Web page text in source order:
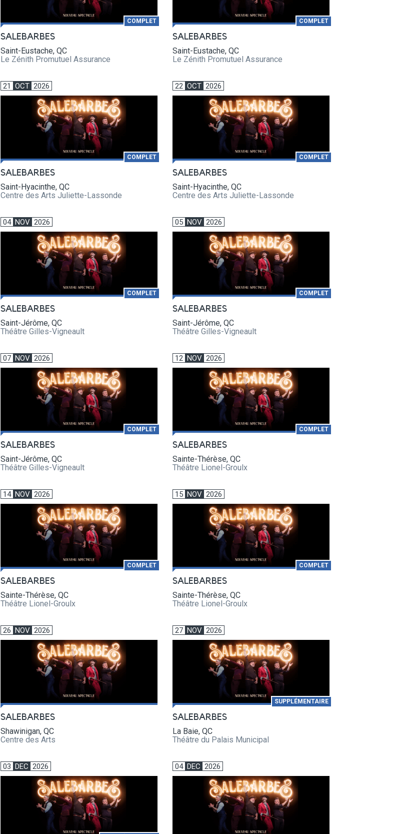
COMPLET
SALEBARBES
Saint-Eustache, QC
Le Zénith Promutuel Assurance
COMPLET
SALEBARBES
Saint-Eustache, QC
Le Zénith Promutuel Assurance
21 OCT 2026
COMPLET
SALEBARBES
Saint-Hyacinthe, QC
Centre des Arts Juliette-Lassonde
22 OCT 2026
COMPLET
SALEBARBES
Saint-Hyacinthe, QC
Centre des Arts Juliette-Lassonde
04 NOV 2026
COMPLET
SALEBARBES
Saint-Jérôme, QC
Théâtre Gilles-Vigneault
05 NOV 2026
COMPLET
SALEBARBES
Saint-Jérôme, QC
Théâtre Gilles-Vigneault
07 NOV 2026
COMPLET
SALEBARBES
Saint-Jérôme, QC
Théâtre Gilles-Vigneault
12 NOV 2026
COMPLET
SALEBARBES
Sainte-Thérèse, QC
Théâtre Lionel-Groulx
14 NOV 2026
COMPLET
SALEBARBES
Sainte-Thérèse, QC
Théâtre Lionel-Groulx
15 NOV 2026
COMPLET
SALEBARBES
Sainte-Thérèse, QC
Théâtre Lionel-Groulx
26 NOV 2026
SALEBARBES
Shawinigan, QC
Centre des Arts
27 NOV 2026
SUPPLÉMENTAIRE
SALEBARBES
La Baie, QC
Théâtre du Palais Municipal
03 DEC 2026 04 DEC 2026